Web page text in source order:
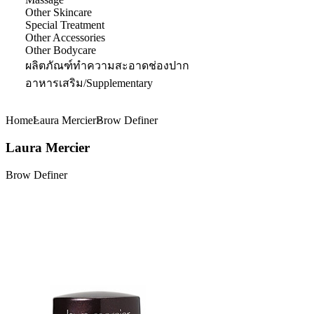
Other Skincare
Special Treatment
Other Accessories
Other Bodycare
ผลิตภัณฑ์ทำความสะอาดช่องปาก
อาหารเสริม/Supplementary
HomeLaura MercierBrow Definer
Laura Mercier
Brow Definer